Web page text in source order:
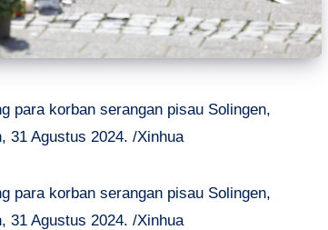
para korban serangan pisau Solingen,
31 Agustus 2024. /Xinhua
para korban serangan pisau Solingen,
31 Agustus 2024. /Xinhua